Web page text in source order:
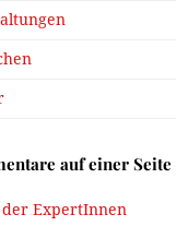
auf einer Seite
der ExpertInnen